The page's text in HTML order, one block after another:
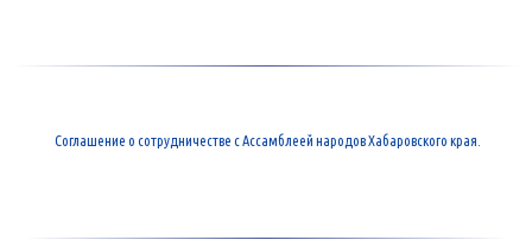
Cоглашение о сотрудничестве c Ассамблеей народов Хабаровского края.